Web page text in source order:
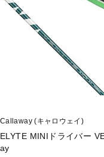
Callaway (キャロウェイ)
ELYTE MINIドライバー
ay